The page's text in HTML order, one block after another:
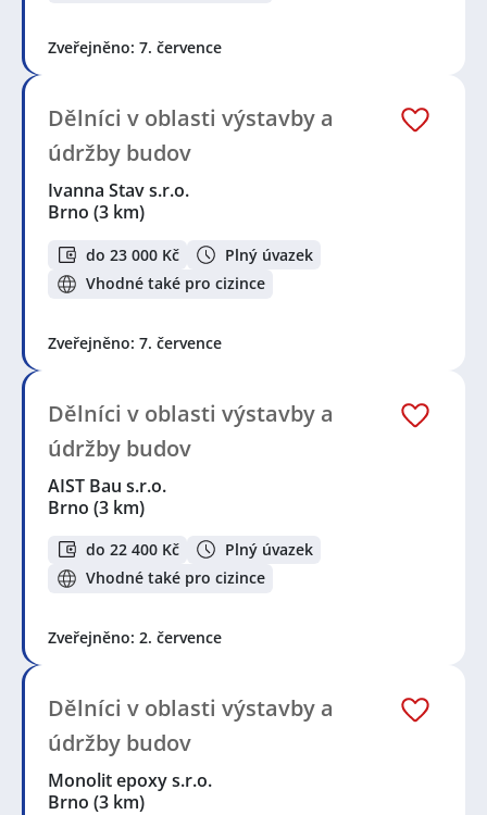
Zveřejněno: 7. července
Dělníci v oblasti výstavby a
údržby budov
Ivanna Stav s.r.o.
Brno (3 km)
do 23 000 Kč
Plný úvazek
Vhodné také pro cizince
Zveřejněno: 7. července
Dělníci v oblasti výstavby a
údržby budov
AIST Bau s.r.o.
Brno (3 km)
do 22 400 Kč
Plný úvazek
Vhodné také pro cizince
Zveřejněno: 2. července
Dělníci v oblasti výstavby a
údržby budov
Monolit epoxy s.r.o.
Brno (3 km)